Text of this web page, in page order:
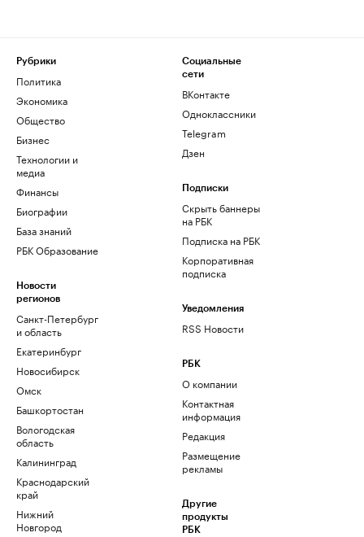
Рубрики
Политика
Экономика
Общество
Бизнес
Технологии и
медиа
Финансы
Биографии
База знаний
РБК Образование
Новости
регионов
Санкт-Петербург
и область
Екатеринбург
Новосибирск
Омск
Башкортостан
Вологодская
область
Калининград
Краснодарский
край
Нижний
Новгород
Социальные
сети
ВКонтакте
Одноклассники
Telegram
Дзен
Подписки
Скрыть баннеры
на РБК
Подписка на РБК
Корпоративная
подписка
Уведомления
RSS Новости
РБК
О компании
Контактная
информация
Редакция
Размещение
рекламы
Другие
продукты
РБК